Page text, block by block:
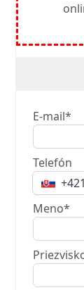
E-mail*
Telefón
+421
Meno*